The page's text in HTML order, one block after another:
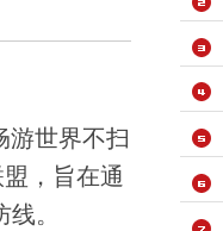
世界不扫
，旨在通
。